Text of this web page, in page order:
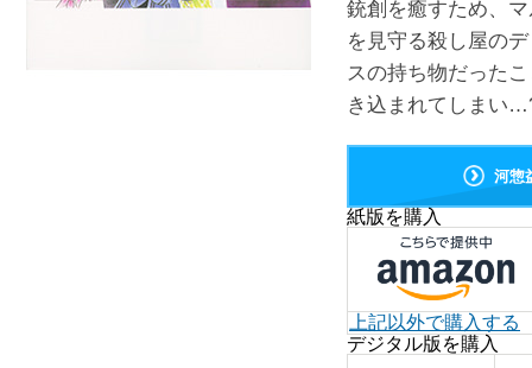
銃創を癒すため、
を見守る殺し屋の
スの持ち物だった
き込まれてしまい
河惣
紙版を購入
上記以外で購入する
デジタル版を購入